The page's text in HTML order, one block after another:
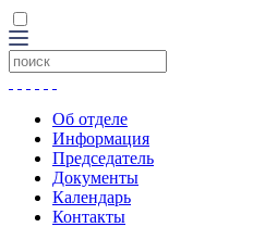
Об отделе
Информация
Председатель
Документы
Календарь
Контакты